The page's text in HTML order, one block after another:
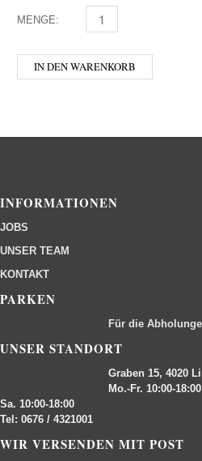
MENGE: BIJITO SAKE
IN DEN WARENKORB
INFORMATIONEN
JOBS
UNSER TEAM
KONTAKT
PARKEN
Für die
UNSER STANDORT
Graben 15, 4020
Mo.-Fr. 10:00-18:00
Sa. 10:00-18:00
Tel: 0676 / 4321001
WIR VERSENDEN MIT POST